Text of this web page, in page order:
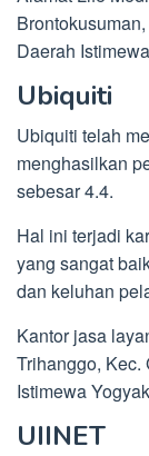
Daerah
Ubiquiti
Ubiquiti telah
menghasilkan
sebesar 4.4.
Hal ini terjadi
yang sangat
dan keluhan
Kantor jasa
Trihanggo, Kec.
Istimewa
UIINET